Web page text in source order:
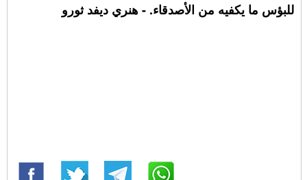
للبؤس ما يكفيه من الأصدقاء. - هنري ديفد ثورو